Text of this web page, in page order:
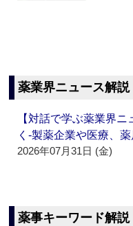
薬業界ニュース解説
【対話で学ぶ薬業界
く‐製薬企業や医療、
2026年07月31日 (金)
薬事キーワード解説